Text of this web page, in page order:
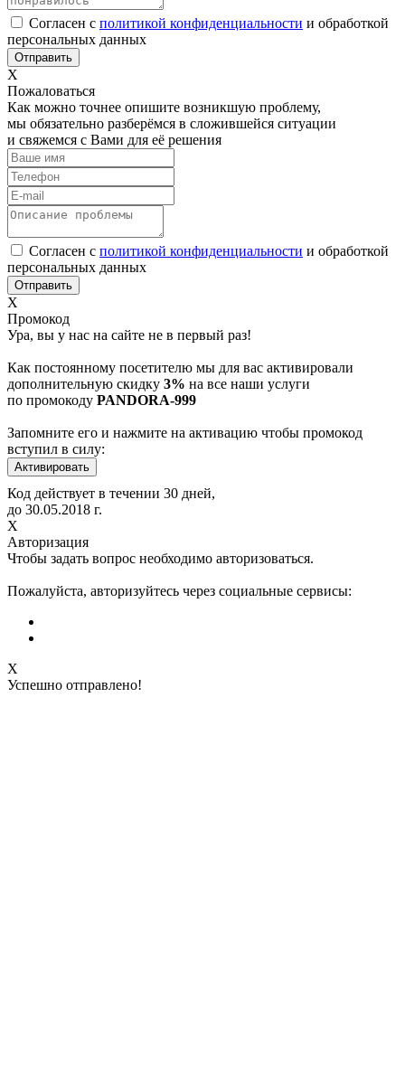
Согласен с политикой конфиденциальности и обработкой
персональных данных
Х
Пожаловаться
Как можно точнее опишите возникшую проблему,
мы обязательно разберёмся в сложившейся ситуации
и свяжемся с Вами для её решения
Согласен с политикой конфиденциальности и обработкой
персональных данных
Х
Промокод
Ура, вы у нас на сайте не в первый раз!
Как постоянному посетителю мы для вас активировали
дополнительную скидку 3% на все наши услуги
по промокоду PANDORA-999
Запомните его и нажмите на активацию чтобы промокод
вступил в силу:
Код действует в течении 30 дней,
до 30.05.2018 г.
Х
Авторизация
Чтобы задать вопрос необходимо авторизоваться.
Пожалуйста, авторизуйтесь через социальные сервисы:
X
Успешно отправлено!